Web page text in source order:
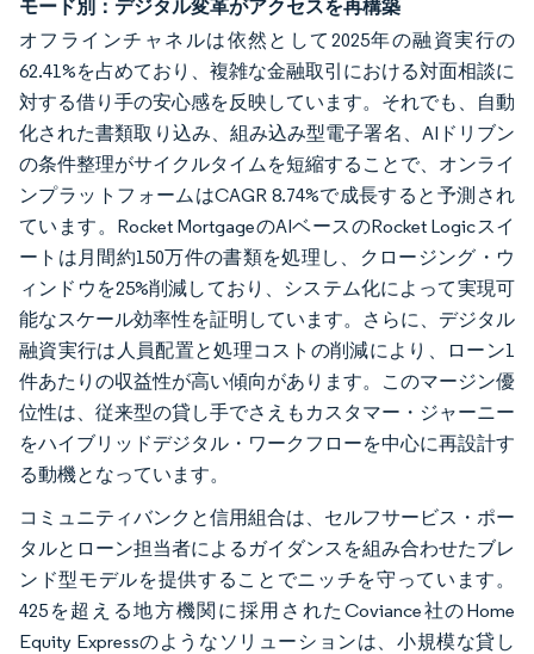
モード別：デジタル変革がアクセスを再構築
オフラインチャネルは依然として2025年の融資実行の
62.41%を占めており、複雑な金融取引における対面相談に
対する借り手の安心感を反映しています。それでも、自動
化された書類取り込み、組み込み型電子署名、AIドリブン
の条件整理がサイクルタイムを短縮することで、オンライ
ンプラットフォームはCAGR 8.74%で成長すると予測され
ています。Rocket MortgageのAIベースのRocket Logicスイ
ートは月間約150万件の書類を処理し、クロージング・ウ
ィンドウを25%削減しており、システム化によって実現可
能なスケール効率性を証明しています。さらに、デジタル
融資実行は人員配置と処理コストの削減により、ローン1
件あたりの収益性が高い傾向があります。このマージン優
位性は、従来型の貸し手でさえもカスタマー・ジャーニー
をハイブリッドデジタル・ワークフローを中心に再設計す
る動機となっています。
コミュニティバンクと信用組合は、セルフサービス・ポー
タルとローン担当者によるガイダンスを組み合わせたブレ
ンド型モデルを提供することでニッチを守っています。
425を超える地方機関に採用されたCoviance社のHome
Equity Expressのようなソリューションは、小規模な貸し